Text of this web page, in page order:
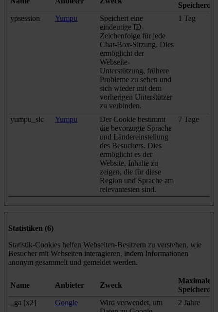
ypsession
Yumpu
Speichert eine
eindeutige ID-
Zeichenfolge für jede
Chat-Box-Sitzung. Dies
ermöglicht der
Webseite-
Unterstützung, frühere
Probleme zu sehen und
sich wieder mit dem
vorherigen Unterstützer
zu verbinden.
1 Tag
yumpu_slc Yumpu
Der Cookie bestimmt
die bevorzugte Sprache
und Ländereinstellung
des Besuchers. Dies
ermöglicht es der
Website, Inhalte zu
zeigen, die für diese
Region und Sprache am
relevantesten sind.
7 Tage
Statistiken (6)
Statistik-Cookies helfen Webseiten-Besitzern zu verstehen, wie
Besucher mit Webseiten interagieren, indem Informationen
anonym gesammelt und gemeldet werden.
Name Anbieter Zweck
Maximale
_ga [x2]
Google
Wird verwendet, um
2 Jahre